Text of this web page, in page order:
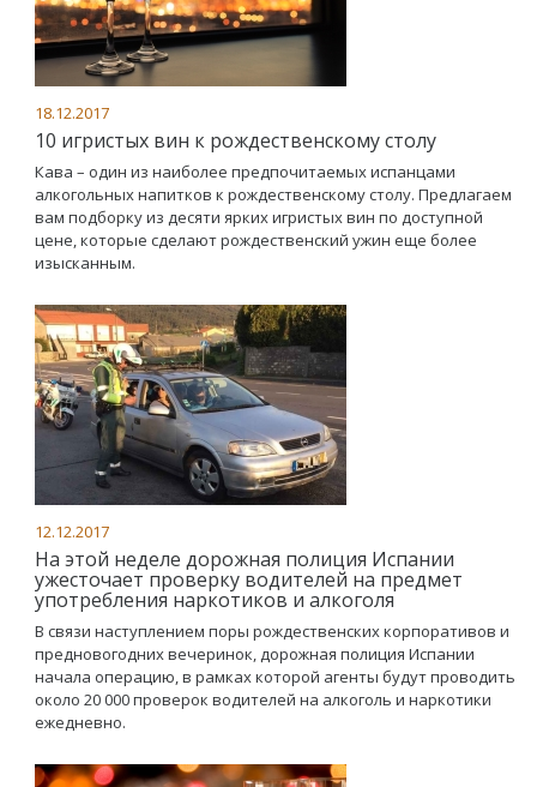
18.12.2017
10 игристых вин к рождественскому столу
Кава – один из наиболее предпочитаемых испанцами
алкогольных напитков к рождественскому столу. Предлагаем
вам подборку из десяти ярких игристых вин по доступной
цене, которые сделают рождественский ужин еще более
изысканным.
12.12.2017
На этой неделе дорожная полиция Испании
ужесточает проверку водителей на предмет
употребления наркотиков и алкоголя
В связи наступлением поры рождественских корпоративов и
предновогодних вечеринок, дорожная полиция Испании
начала операцию, в рамках которой агенты будут проводить
около 20 000 проверок водителей на алкоголь и наркотики
ежедневно.